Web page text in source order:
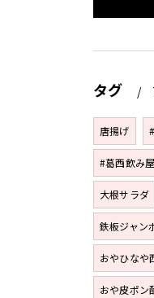
タグ
唐揚げ
#葛西飲み屋
大根サラダ
鉄板ジャン
おやひなや
おや皮ポン